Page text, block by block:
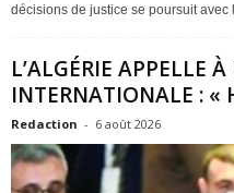
décisions de justice se poursuit
L’ALGÉRIE APPELLE
INTERNATIONALE :
Redaction - 6 août 2026